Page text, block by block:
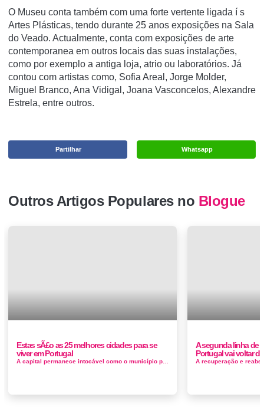
O Museu conta também com uma forte vertente ligada í s
Artes Plásticas, tendo durante 25 anos exposições na Sala
do Veado. Actualmente, conta com exposições de arte
contemporanea em outros locais das suas instalações,
como por exemplo a antiga loja, atrio ou laboratórios. Já
contou com artistas como, Sofia Areal, Jorge Molder,
Miguel Branco, Ana Vidigal, Joana Vasconcelos, Alexandre
Estrela, entre outros.
Whatsapp
Partilhar
Outros Artigos Populares no Blogue
Estas sÃ£o as 25 melhores cidades para se
viver em Portugal
A segunda linha de
Portugal vai voltar